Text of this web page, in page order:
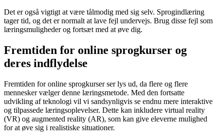
Det er også vigtigt at være tålmodig med sig selv. Sprogindlæring
tager tid, og det er normalt at lave fejl undervejs. Brug disse fejl som
læringsmuligheder og fortsæt med at øve dig.
Fremtiden for online sprogkurser og
deres indflydelse
Fremtiden for online sprogkurser ser lys ud, da flere og flere
mennesker vælger denne læringsmetode. Med den fortsatte
udvikling af teknologi vil vi sandsynligvis se endnu mere interaktive
og tilpassede læringsoplevelser. Dette kan inkludere virtual reality
(VR) og augmented reality (AR), som kan give eleverne mulighed
for at øve sig i realistiske situationer.